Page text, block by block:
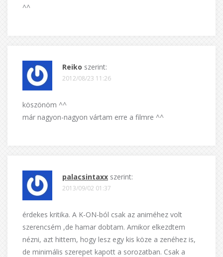
^^
Reiko szerint:
2012/08/23 11:26
köszönöm ^^
már nagyon-nagyon vártam erre a filmre ^^
palacsintaxx szerint:
2013/09/02 01:37
érdekes kritika. A K-ON-ból csak az animéhez volt
szerencsém ,de hamar dobtam. Amikor elkezdtem
nézni, azt hittem, hogy lesz egy kis köze a zenéhez is,
de minimális szerepet kapott a sorozatban. Csak a